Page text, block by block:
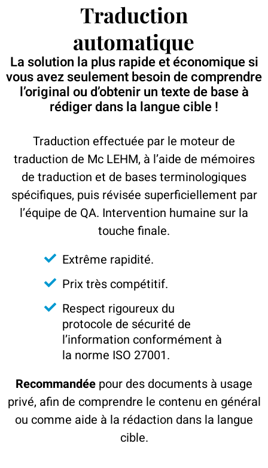
Traduction
automatique
La solution la plus rapide et économique si
vous avez seulement besoin de comprendre
l’original ou d’obtenir un texte de base à
rédiger dans la langue cible !
Traduction effectuée par le moteur de
traduction de Mc LEHM, à l’aide de mémoires
de traduction et de bases terminologiques
spécifiques, puis révisée superficiellement par
l’équipe de QA. Intervention humaine sur la
touche finale.
Extrême rapidité.
Prix très compétitif.
Respect rigoureux du
protocole de sécurité de
l’information conformément à
la norme ISO 27001.
Recommandée pour des documents à usage
privé, afin de comprendre le contenu en général
ou comme aide à la rédaction dans la langue
cible.